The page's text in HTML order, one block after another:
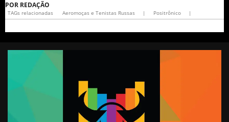
POR REDAÇÃO
TAGs relacionadas Aeromoças e Tenistas Russas | Positrônico |